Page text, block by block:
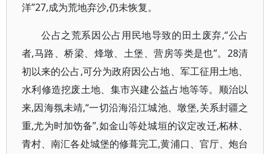
洋”27,成为荒地弃沙,仍未恢复。
公占之荒系因公占用民地导致的田土废弃,“公占
者,马路、桥梁、烽墩、土堡、营房等类是也”。28清
初以来的公占,可分为政府因公占地、军工征用土地、
水利修造挖废土地、集市兴建公益占地等等。顺治以
来,因海氛未靖,“一切沿海沿江城池、墩堡,关系封疆之
重,尤为时加饬备”,如金山等处城垣的议定改迁,柘林、
青村、南汇各处城堡的修葺完工,黄浦口、官厅、炮台